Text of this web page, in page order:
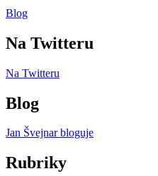
Blog
Na Twitteru
Na Twitteru
Blog
Jan Švejnar bloguje
Rubriky